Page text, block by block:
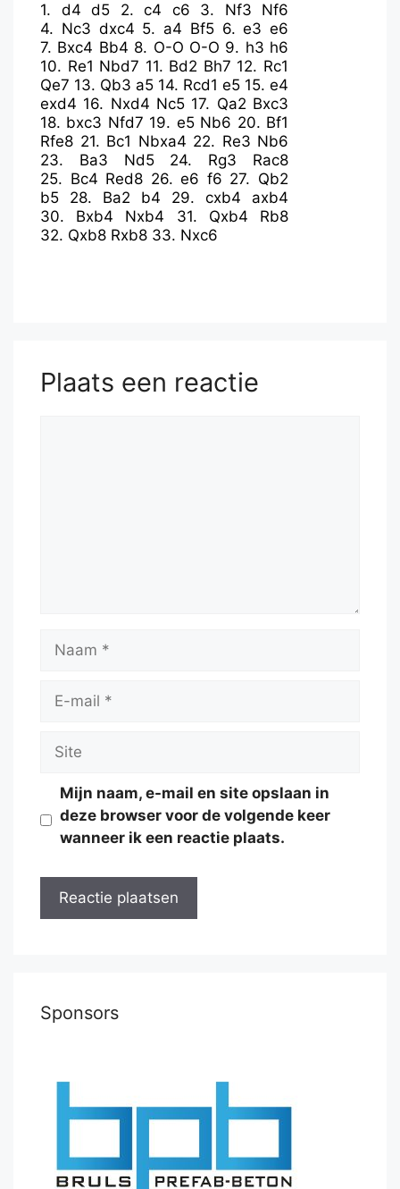
1. d4 d5 2. c4 c6 3. Nf3
Nf6
4. Nc3 dxc4 5. a4 Bf5 6.e3 e6
7. Bxc4 Bb4 8. O-O O-O 9. h3 h6
10. Re1 Nbd7 11. Bd2 Bh7 12. Rc1
Qe7 13. Qb3 a5 14. Rcd1 e5 15. e4
exd4 16. Nxd4 Nc5 17. Qa2 Bxc3
18. bxc3 Nfd7 19. e5 Nb6 20. Bf1
Rfe8 21. Bc1 Nbxa4 22. Re3 Nb6
23. Ba3 Nd5 24. Rg3
Rac8
25. Bc4 Red8 26.e6 f6 27. Qb2
b5
28. Ba2 b4 29. cxb4
axb4
30. Bxb4 Nxb4 31. Qxb4
Rb8
32. Qxb8 Rxb8 33. Nxc6
Plaats een reactie
Naam
Site
Mijn naam, e-mail en site opslaan in
deze browser voor de volgende keer
wanneer ik een reactie plaats.
Sponsors